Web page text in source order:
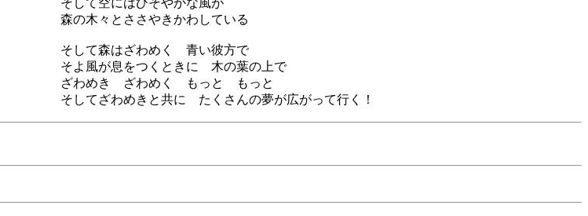
そして空にはひそやかな風が
森の木々とささやきかわしている
そして森はざわめく 青い彼方で
そよ風が息をつくときに 木の葉の上で
ざわめき ざわめく もっと もっと
そしてざわめきと共に たくさんの夢が広がって行く！